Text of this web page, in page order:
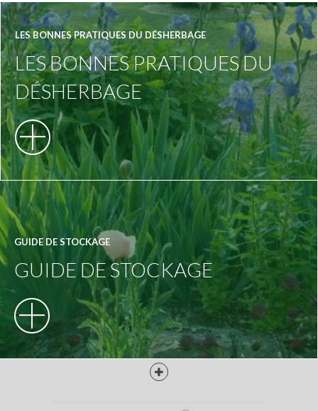
LES BONNES PRATIQUES DU DÉSHERBAGE
LES BONNES PRATIQUES DU
DÉSHERBAGE
GUIDE DE STOCKAGE
GUIDE DE STOCKAGE